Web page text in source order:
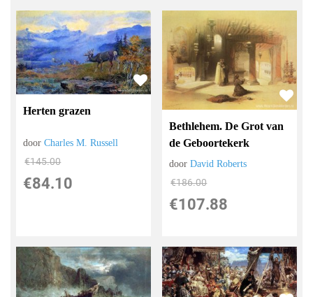
Herten grazen
doorCharles M. Russell
€145.00
€84.10
Bethlehem. De Grot van
de Geboortekerk
doorDavid Roberts
€186.00
€107.88